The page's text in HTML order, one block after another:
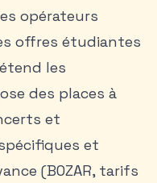
opérateurs
offres étudiantes
les
des places à
et
et
(BOZAR, tarifs